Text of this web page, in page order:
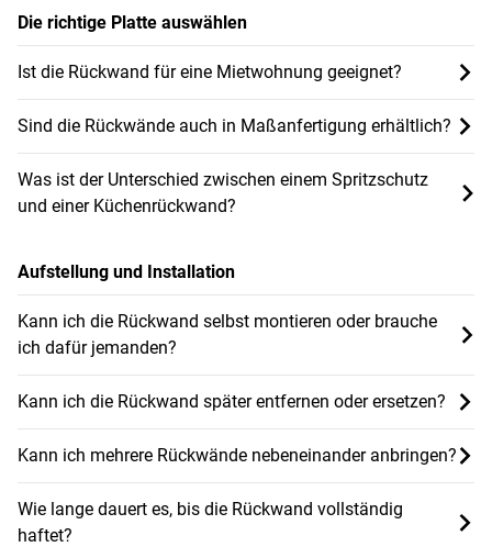
Die richtige Platte auswählen
Ist die Rückwand für eine Mietwohnung geeignet?
Sind die Rückwände auch in Maßanfertigung erhältlich?
Was ist der Unterschied zwischen einem Spritzschutz
und einer Küchenrückwand?
Aufstellung und Installation
Kann ich die Rückwand selbst montieren oder brauche
ich dafür jemanden?
Kann ich die Rückwand später entfernen oder ersetzen?
Kann ich mehrere Rückwände nebeneinander anbringen?
Wie lange dauert es, bis die Rückwand vollständig
haftet?